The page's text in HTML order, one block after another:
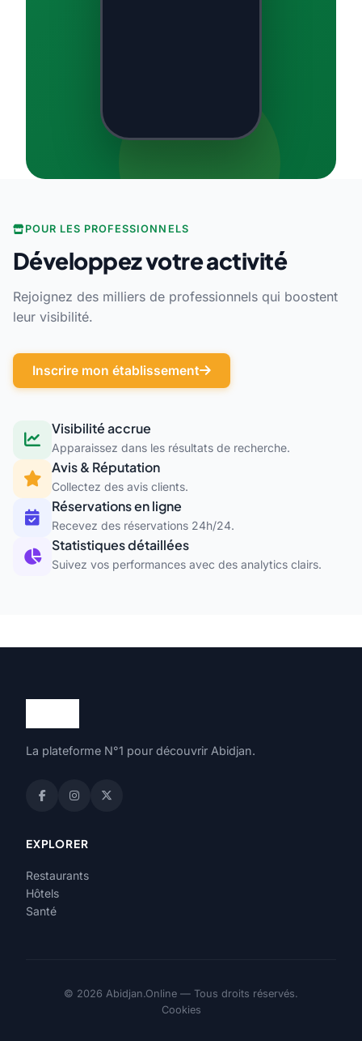
POUR LES PROFESSIONNELS
Développez votre activité
Rejoignez des milliers de professionnels qui boostent
leur visibilité.
Inscrire mon établissement
Visibilité accrue
Apparaissez dans les résultats de recherche.
Avis & Réputation
Collectez des avis clients.
Réservations en ligne
Recevez des réservations 24h/24.
Statistiques détaillées
Suivez vos performances avec des analytics clairs.
La plateforme N°1 pour découvrir Abidjan.
EXPLORER
Restaurants
Hôtels
Santé
© 2026 Abidjan.Online — Tous droits réservés.
Cookies